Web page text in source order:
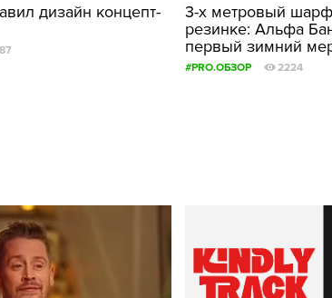
дизайн концепт-
3-х метровый
резинке: Альфа
первый зимний
#PRO.ОБЗОР 2224